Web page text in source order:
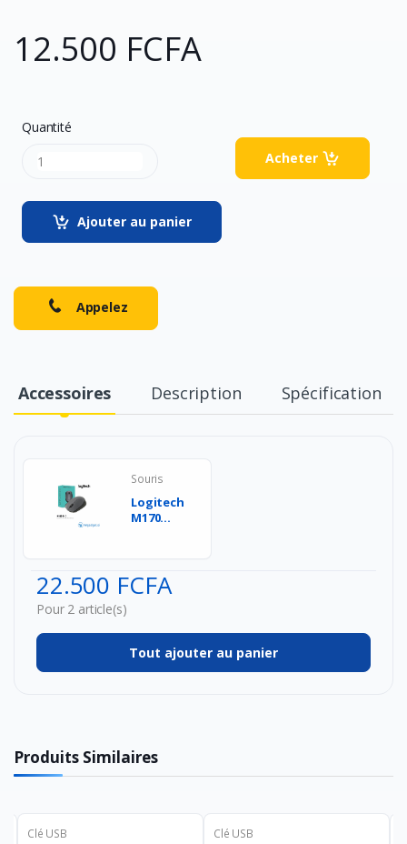
12.500 FCFA
Quantité
Ajouter au panier
Acheter
Appelez
Accessoires Description Spécification
Souris
Logitech
M170
avec N...
22.500 FCFA
Pour 2 article(s)
Tout ajouter au panier
Produits Similaires
Clé USB Clé USB